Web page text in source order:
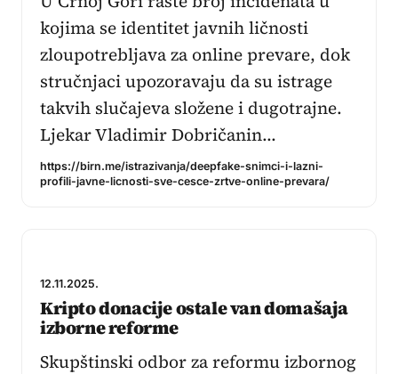
kojima se identitet javnih ličnosti
zloupotrebljava za online prevare, dok
stručnjaci upozoravaju da su istrage
takvih slučajeva složene i dugotrajne.
Ljekar Vladimir Dobričanin…
https://birn.me/istrazivanja/deepfake-snimci-i-lazni-
profili-javne-licnosti-sve-cesce-zrtve-online-prevara/
12.11.2025.
Kripto donacije ostale van domašaja
izborne reforme
Skupštinski odbor za reformu izbornog